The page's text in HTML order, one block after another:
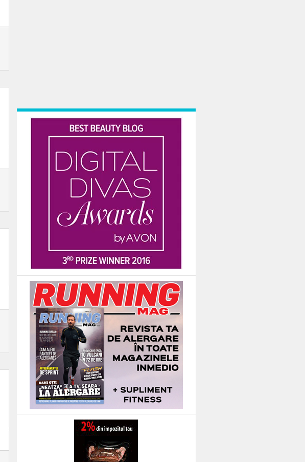
la bisericuta noastra din Dristor. Era o bucurie maxima pentru noi, copiii, sa iesim noaptea din
lacaselor de cult si nici in cantitatea de carne, lapte, oua consumata. Credinta are mai
alimentare (grave) si sunteti gata de o noua saptamana in campul muncii. Oricum mai sunt 3